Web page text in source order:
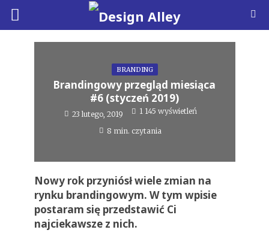
BRANDING
Brandingowy przegląd miesiąca
#6 (styczeń 2019)
23 lutego, 2019 1 145 wyświetleń
8 min. czytania
Nowy rok przyniósł wiele zmian na
rynku brandingowym. W tym wpisie
postaram się przedstawić Ci
najciekawsze z nich.